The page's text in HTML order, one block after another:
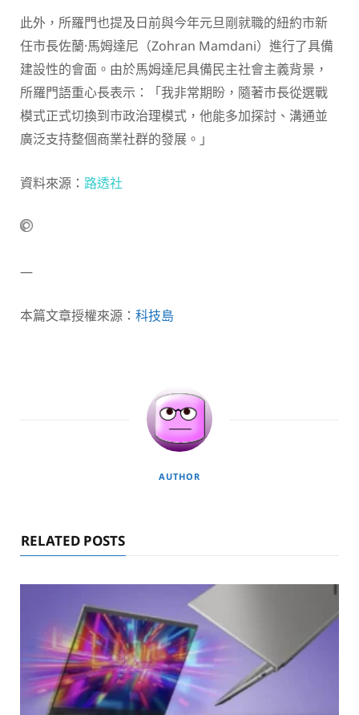
此外，所羅門也提及日前與今年元旦剛就職的紐約市新
任市長佐蘭·馬姆達尼（Zohran Mamdani）進行了具備
建設性的會面。由於馬姆達尼具備民主社會主義背景，
所羅門語重心長表示：「我非常期盼，隨著市長從選戰
模式正式切換到市政治理模式，他能多加探討、溝通並
廣泛支持整個商業社群的發展。」
資料來源： 路透社
—
本篇文章授權來源： 科技島
AUTHOR
RELATED POSTS